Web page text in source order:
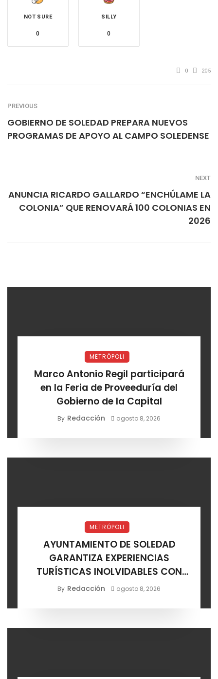
NOT SURE
0
SILLY
0
0 205
PREVIOUS
GOBIERNO DE SOLEDAD PREPARA NUEVOS
PROGRAMAS DE APOYO AL CAMPO SOLEDENSE
NEXT
ANUNCIA RICARDO GALLARDO “ENCHÚLAME LA
COLONIA” QUE RENOVARÁ 100 COLONIAS EN
2026
METRÓPOLI
Marco Antonio Regil participará
en la Feria de Proveeduría del
Gobierno de la Capital
By Redacción agosto 8, 2026
METRÓPOLI
AYUNTAMIENTO DE SOLEDAD
GARANTIZA EXPERIENCIAS
TURÍSTICAS INOLVIDABLES CON
CERTIFICACIÓN DE AGENCIAS
By Redacción agosto 8, 2026